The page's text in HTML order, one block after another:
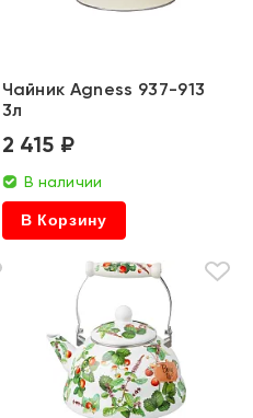
Чайник Agness 937-913
3л
2 415 ₽
В наличии
В Корзину